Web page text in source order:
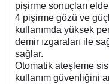
pişirme sonuçları
4 pişirme gözü ve
kullanımda yüksek
demir ızgaraları ile
sağlar.
Otomatik ateşleme
kullanım güvenliğini